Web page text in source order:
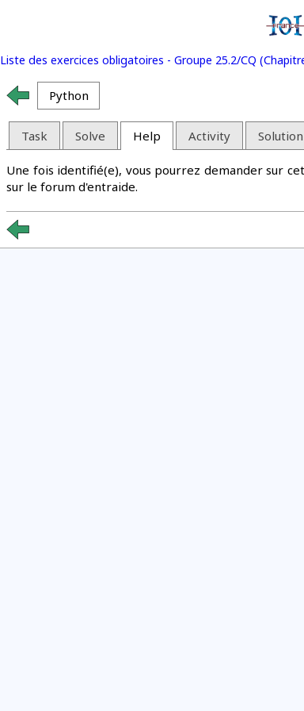
Liste des exercices obligatoires - Groupe 25.2/CQ
Python
Task Solve Help Activity Solution
Une fois identifié(e), vous pourrez demander sur
sur le forum d'entraide.